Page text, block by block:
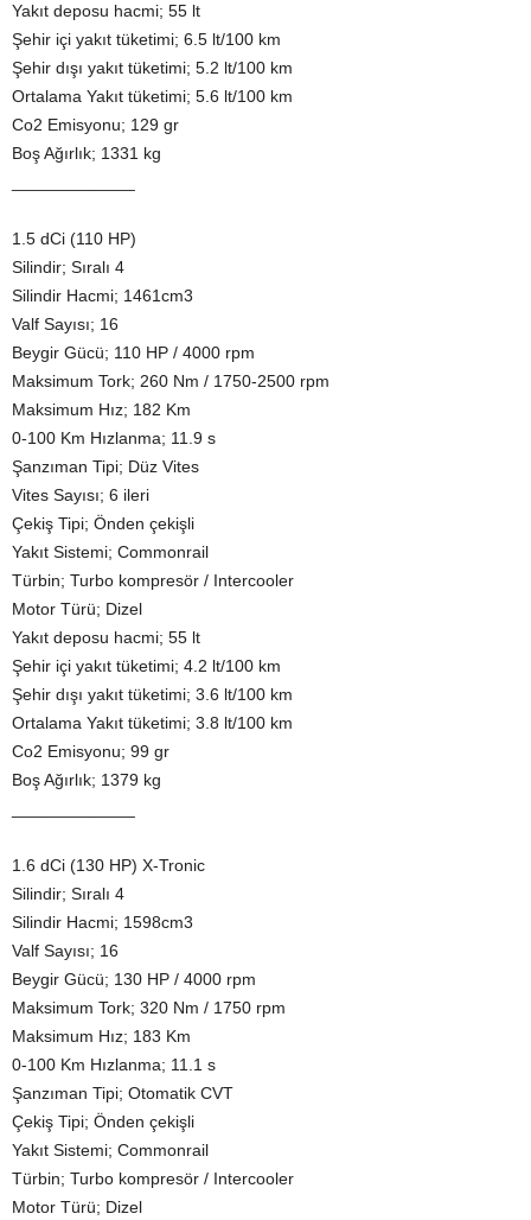
Yakıt deposu hacmi; 55 lt
Şehir içi yakıt tüketimi; 6.5 lt/100 km
Şehir dışı yakıt tüketimi; 5.2 lt/100 km
Ortalama Yakıt tüketimi; 5.6 lt/100 km
Co2 Emisyonu; 129 gr
Boş Ağırlık; 1331 kg
1.5 dCi (110 HP)
Silindir; Sıralı 4
Silindir Hacmi; 1461cm3
Valf Sayısı; 16
Beygir Gücü; 110 HP / 4000 rpm
Maksimum Tork; 260 Nm / 1750-2500 rpm
Maksimum Hız; 182 Km
0-100 Km Hızlanma; 11.9 s
Şanzıman Tipi; Düz Vites
Vites Sayısı; 6 ileri
Çekiş Tipi; Önden çekişli
Yakıt Sistemi; Commonrail
Türbin; Turbo kompresör / Intercooler
Motor Türü; Dizel
Yakıt deposu hacmi; 55 lt
Şehir içi yakıt tüketimi; 4.2 lt/100 km
Şehir dışı yakıt tüketimi; 3.6 lt/100 km
Ortalama Yakıt tüketimi; 3.8 lt/100 km
Co2 Emisyonu; 99 gr
Boş Ağırlık; 1379 kg
1.6 dCi (130 HP) X-Tronic
Silindir; Sıralı 4
Silindir Hacmi; 1598cm3
Valf Sayısı; 16
Beygir Gücü; 130 HP / 4000 rpm
Maksimum Tork; 320 Nm / 1750 rpm
Maksimum Hız; 183 Km
0-100 Km Hızlanma; 11.1 s
Şanzıman Tipi; Otomatik CVT
Çekiş Tipi; Önden çekişli
Yakıt Sistemi; Commonrail
Türbin; Turbo kompresör / Intercooler
Motor Türü; Dizel